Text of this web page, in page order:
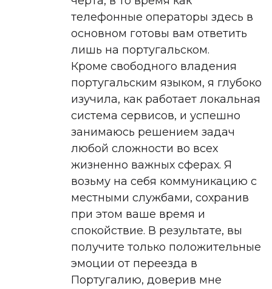
телефонные операторы здесь в
основном готовы вам ответить
лишь на португальском.
Кроме свободного владения
португальским языком, я глубоко
изучила, как работает локальная
система сервисов, и успешно
занимаюсь решением задач
любой сложности во всех
жизненно важных сферах. Я
возьму на себя коммуникацию с
местными службами, сохранив
при этом ваше время и
спокойствие. В результате, вы
получите только положительные
эмоции от переезда в
Португалию, доверив мне